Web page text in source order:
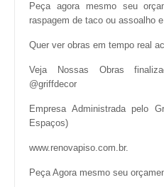
Peça agora mesmo seu
raspagem de taco ou assoalho
Quer ver obras em tempo real
Veja Nossas Obras
@griffdecor
Empresa Administrada pelo
Espaços)
www.renovapiso.com.br.
Peça Agora mesmo seu